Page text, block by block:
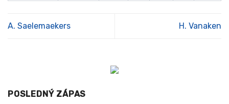
A. Saelemaekers H. Vanaken
POSLEDNÝ ZÁPAS